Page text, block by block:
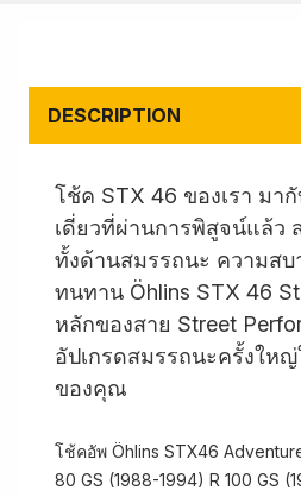
DESCRIPTION
โช้ค STX 46 ของเรา มา
เดี่ยวที่ผ่านการพิสูจน์แล้ว
ทั้งด้านสมรรถนะ ความสบ
ทนทาน Öhlins STX 46
หลักของสาย Street
อัปเกรดสมรรถนะครั้งให
ของคุณ
โช้คอัพ Öhlins STX46
80 GS (1988-1994) R 100 GS